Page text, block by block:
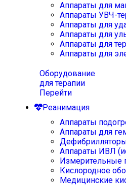
Аппараты для
Аппараты УВЧ-
Аппараты для
Аппараты для
Аппараты для
Аппараты для
Оборудование
для терапии
Перейти
Реанимация
Аппараты
Аппараты для
Аппараты ИВЛ
Измерительные
Кислородное
Медицинские